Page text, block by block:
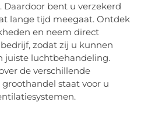
Daardoor bent u verzekerd
lange tijd meegaat. Ontdek
en neem direct
zodat zij u kunnen
juiste luchtbehandeling.
de verschillende
staat voor u